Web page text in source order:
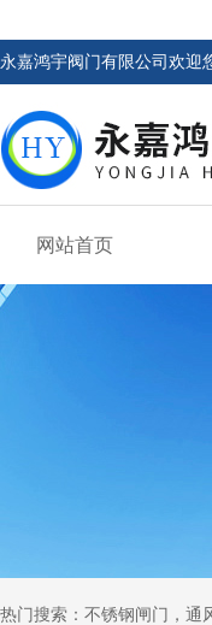
永嘉鸿宇阀门有限公司欢迎
网站首页
热门搜索：不锈钢闸门，通